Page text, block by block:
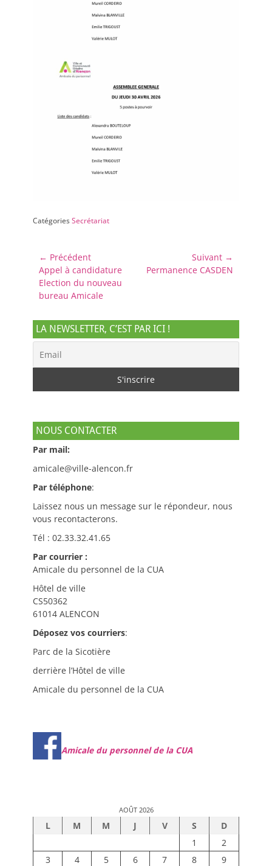
CatégoriesSecrétariat
Navigation
de
l’article
← Précédent
Article
précédent :
Appel à candidature
Election du nouveau
bureau Amicale
Suivant →
Article
Permanence CASDEN
LA NEWSLETTER, C’EST PAR ICI !
NOUS CONTACTER
Par mail:
amicale@ville-alencon.fr
Par téléphone:
Laissez nous un message sur le répondeur, nous
vous recontacterons.
Tél : 02.33.32.41.65
Par courrier :
Amicale du personnel de la CUA
Hôtel de ville
CS50362
61014 ALENCON
Déposez vos courriers:
Parc de la Sicotière
derrière l’Hôtel de ville
Amicale du personnel de la CUA
Amicale du personnel de la CUA
AOÛT 2026
L M M J V S
D
1
2
3
4 5 6 7 8 9